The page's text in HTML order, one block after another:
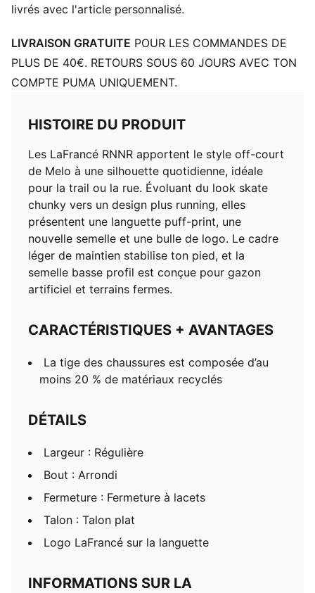
livrés avec l'article personnalisé.
LIVRAISON GRATUITE POUR LES COMMANDES DE
PLUS DE 40€. RETOURS SOUS 60 JOURS AVEC TON
COMPTE PUMA UNIQUEMENT.
HISTOIRE DU PRODUIT
Les LaFrancé RNNR apportent le style off-court
de Melo à une silhouette quotidienne, idéale
pour la trail ou la rue. Évoluant du look skate
chunky vers un design plus running, elles
présentent une languette puff-print, une
nouvelle semelle et une bulle de logo. Le cadre
léger de maintien stabilise ton pied, et la
semelle basse profil est conçue pour gazon
artificiel et terrains fermes.
CARACTÉRISTIQUES + AVANTAGES
La tige des chaussures est composée d’au
moins 20 % de matériaux recyclés
DÉTAILS
Largeur : Régulière
Bout : Arrondi
Fermeture : Fermeture à lacets
Talon : Talon plat
Logo LaFrancé sur la languette
INFORMATIONS SUR LA